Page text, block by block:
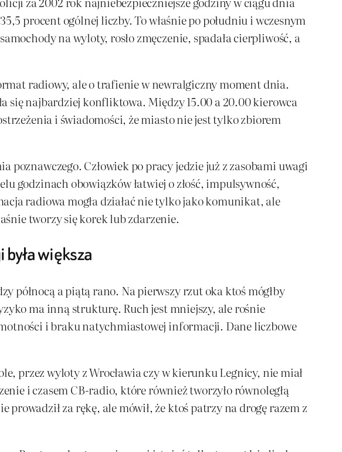
procent ogólnej liczby. To właśnie po południu i wczesnym
na wyloty, rosło zmęczenie, spadała cierpliwość, a
radiowy, ale o trafienie w newralgiczny moment dnia.
się najbardziej konfliktowa. Między 15.00 a 20.00 kierowca
i świadomości, że miasto nie jest tylko zbiorem
Człowiek po pracy jedzie już z zasobami uwagi
godzinach obowiązków łatwiej o złość, impulsywność,
radiowa mogła działać nie tylko jako komunikat, ale
tworzy się korek lub zdarzenie.
większa
północą a piątą rano. Na pierwszy rzut oka ktoś mógłby
ma inną strukturę. Ruch jest mniejszy, ale rośnie
i braku natychmiastowej informacji. Dane liczbowe
przez wyloty z Wrocławia czy w kierunku Legnicy, nie miał
i czasem CB-radio, które również tworzyło równoległą
za rękę, ale mówił, że ktoś patrzy na drogę razem z